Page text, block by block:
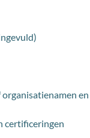
en
certificeringen